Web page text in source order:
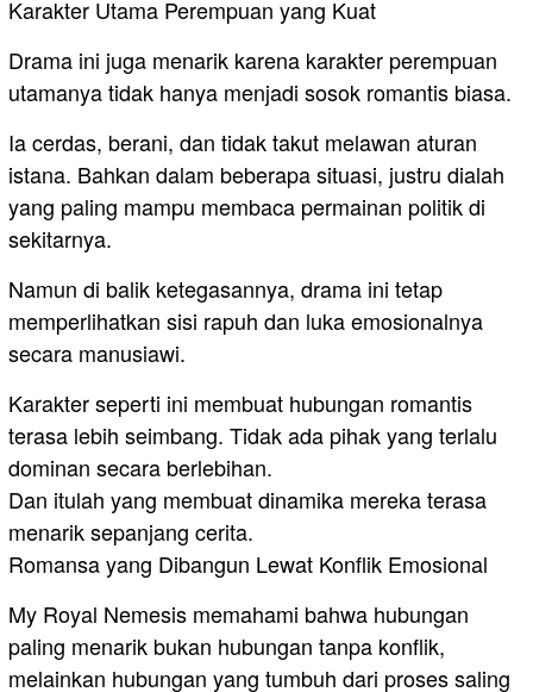
Karakter Utama Perempuan yang Kuat
Drama ini juga menarik karena karakter perempuan
utamanya tidak hanya menjadi sosok romantis biasa.
Ia cerdas, berani, dan tidak takut melawan aturan
istana. Bahkan dalam beberapa situasi, justru dialah
yang paling mampu membaca permainan politik di
sekitarnya.
Namun di balik ketegasannya, drama ini tetap
memperlihatkan sisi rapuh dan luka emosionalnya
secara manusiawi.
Karakter seperti ini membuat hubungan romantis
terasa lebih seimbang. Tidak ada pihak yang terlalu
dominan secara berlebihan.
Dan itulah yang membuat dinamika mereka terasa
menarik sepanjang cerita.
Romansa yang Dibangun Lewat Konflik Emosional
My Royal Nemesis memahami bahwa hubungan
paling menarik bukan hubungan tanpa konflik,
melainkan hubungan yang tumbuh dari proses saling